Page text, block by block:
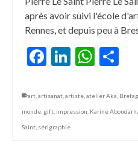
après avoir suivi l'école
Rennes, et depuis peu à
Facebook
LinkedIn
art artisanat artiste atelier Aka
monde gift impression Karine
Saint sérigraphie